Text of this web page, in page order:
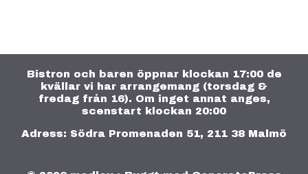
a
-
Bistron och baren öppnar klockan 17:00 de
kvällar vi har arrangemang (torsdag &
fredag från 16). Om inget annat anges,
scenstart klockan 20:00
Adress: Södra Promenaden 51, 211 38 Malmö